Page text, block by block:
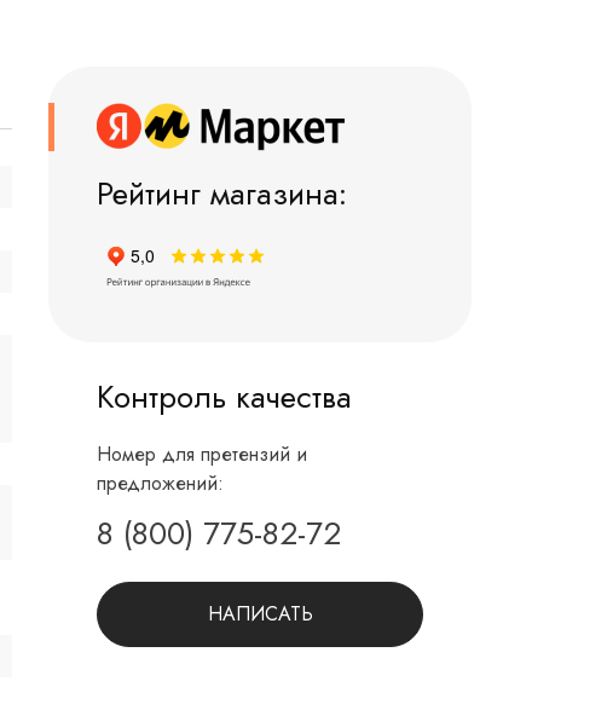
Рейтинг магазина:
Контроль качества
Номер для претензий и
предложений:
8 (800) 775-82-72
НАПИСАТЬ